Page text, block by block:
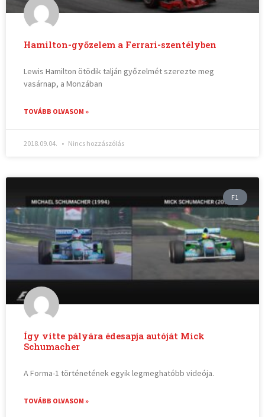
Hamilton-győzelem a Ferrari-szentélyben
Lewis Hamilton ötödik talján győzelmét szerezte meg
vasárnap, a Monzában
TOVÁBB OLVASOM »
2018.09.04. Nincs hozzászólás
F1
Így vitte pályára édesapja autóját Mick
Schumacher
A Forma-1 történetének egyik legmeghatóbb videója.
TOVÁBB OLVASOM »